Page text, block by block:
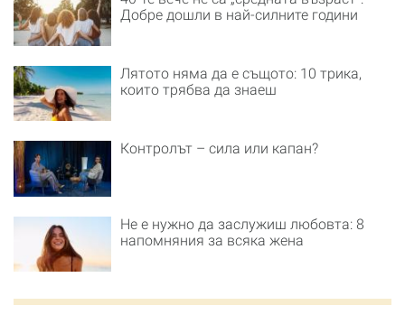
Добре дошли в най-силните години
Лятото няма да е същото: 10 трика,
които трябва да знаеш
Контролът – сила или капан?
Не е нужно да заслужиш любовта: 8
напомняния за всяка жена